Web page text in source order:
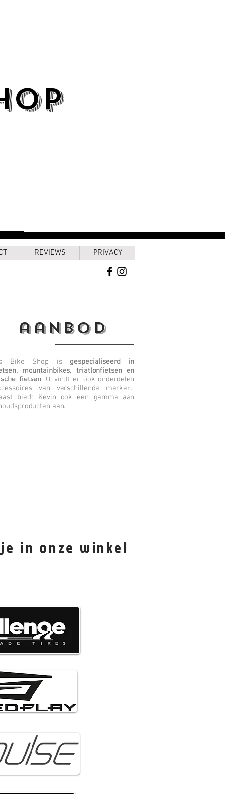
REVIEWS PRIVACY
aanbod
Bike Shop is gespecialiseerd in
mountainbikes, triatlonfietsen en
fietsen. U vindt er ook onderdelen
van verschillende merken.
biedt Kevin ook een gamma aan
aan.
in onze winkel